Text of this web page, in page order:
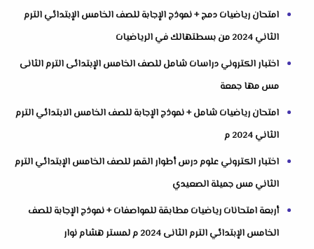
امتحان رياضيات دمج + نموذج الإجابة للصف الخامس الإبتدائي الترم
الثاني 2024 من بسطتهالك في الرياضيات
اختبار الكتروني دراسات شامل للصف الخامس الإبتدائى الترم الثانى
مس مها جمعة
امتحان رياضيات شامل + نموذج الإجابة للصف الخامس الابتدائي الترم
الثاني 2024 م
اختبار الكتروني علوم درس أطوار القمر للصف الخامس الإبتدائي الترم
الثاني مس جميلة الصعيدي
أربعة امتحانات رياضيات مطابقة للمواصفات + نموذج الإجابة للصف
الخامس الإبتدائي الترم الثانى 2024 م لمستر هشام نوار